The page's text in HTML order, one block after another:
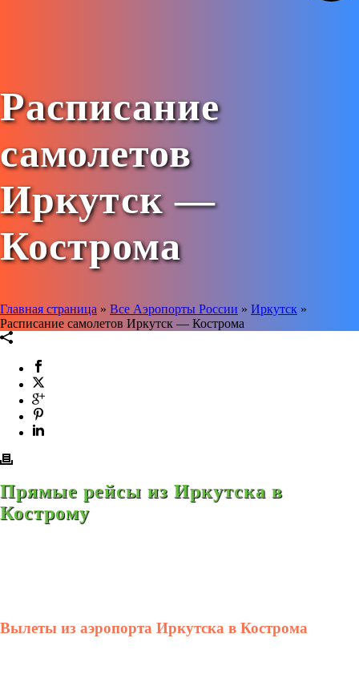
Расписание
самолетов
Иркутск —
Кострома
Главная страница » Все Аэропорты России » Иркутск »
Расписание самолетов Иркутск — Кострома
Прямые рейсы из Иркутска в
Кострому
Вылеты из аэропорта Иркутска в Кострома